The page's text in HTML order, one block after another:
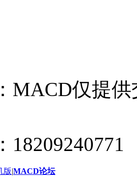
MACD仅提
版|MACD论坛